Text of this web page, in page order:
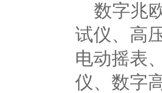
数字兆
试仪、高
电动摇表
仪、数字